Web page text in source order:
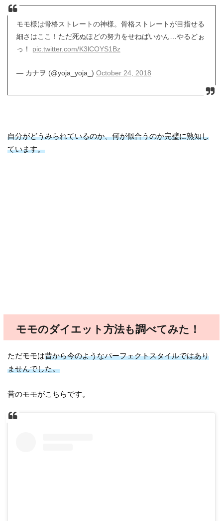
モモ様は骨格ストレートの神様。骨格ストレートが目指せる
細さはここ！ただ死ぬほどの努力をせねばいかん…やるどぉ
っ！ pic.twitter.com/K3lCOYS1Bz
— カナヲ (@yoja_yoja_) October 24, 2018
自分がどうみられているのか、何が似合うのか完璧に熟知し
ています。
モモのダイエット方法も調べてみた！
ただモモは昔から今のようなパーフェクトスタイルではあり
ませんでした。
昔のモモがこちらです。